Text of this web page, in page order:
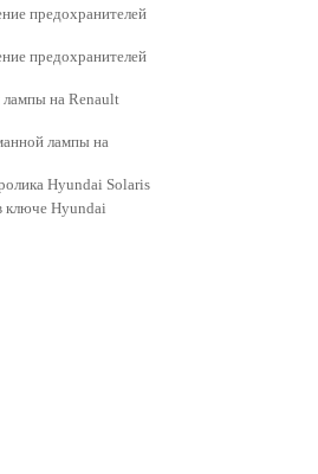
предохранителей
предохранителей
лампы на Renault
лампы на
Hyundai Solaris
ключе Hyundai